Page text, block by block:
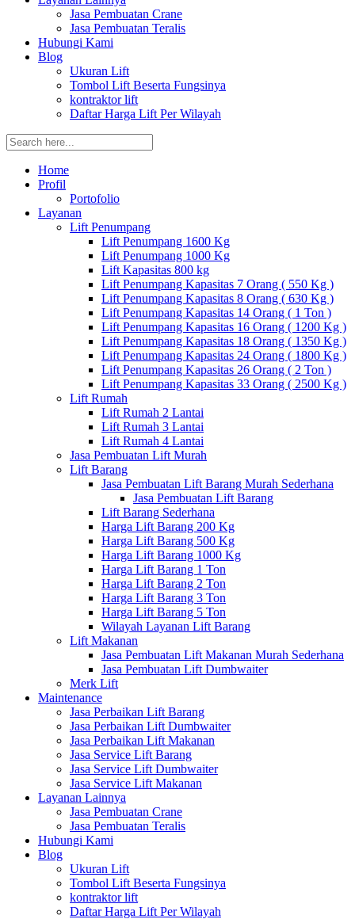
Jasa Pembuatan Crane
Jasa Pembuatan Teralis
Hubungi Kami
Blog
Ukuran Lift
Tombol Lift Beserta Fungsinya
kontraktor lift
Daftar Harga Lift Per Wilayah
Home
Profil
Portofolio
Layanan
Lift Penumpang
Lift Penumpang 1600 Kg
Lift Penumpang 1000 Kg
Lift Kapasitas 800 kg
Lift Penumpang Kapasitas 7 Orang ( 550 Kg )
Lift Penumpang Kapasitas 8 Orang ( 630 Kg )
Lift Penumpang Kapasitas 14 Orang ( 1 Ton )
Lift Penumpang Kapasitas 16 Orang ( 1200 Kg )
Lift Penumpang Kapasitas 18 Orang ( 1350 Kg )
Lift Penumpang Kapasitas 24 Orang ( 1800 Kg )
Lift Penumpang Kapasitas 26 Orang ( 2 Ton )
Lift Penumpang Kapasitas 33 Orang ( 2500 Kg )
Lift Rumah
Lift Rumah 2 Lantai
Lift Rumah 3 Lantai
Lift Rumah 4 Lantai
Jasa Pembuatan Lift Murah
Lift Barang
Jasa Pembuatan Lift Barang Murah Sederhana
Jasa Pembuatan Lift Barang
Lift Barang Sederhana
Harga Lift Barang 200 Kg
Harga Lift Barang 500 Kg
Harga Lift Barang 1000 Kg
Harga Lift Barang 1 Ton
Harga Lift Barang 2 Ton
Harga Lift Barang 3 Ton
Harga Lift Barang 5 Ton
Wilayah Layanan Lift Barang
Lift Makanan
Jasa Pembuatan Lift Makanan Murah Sederhana
Jasa Pembuatan Lift Dumbwaiter
Merk Lift
Maintenance
Jasa Perbaikan Lift Barang
Jasa Perbaikan Lift Dumbwaiter
Jasa Perbaikan Lift Makanan
Jasa Service Lift Barang
Jasa Service Lift Dumbwaiter
Jasa Service Lift Makanan
Layanan Lainnya
Jasa Pembuatan Crane
Jasa Pembuatan Teralis
Hubungi Kami
Blog
Ukuran Lift
Tombol Lift Beserta Fungsinya
kontraktor lift
Daftar Harga Lift Per Wilayah